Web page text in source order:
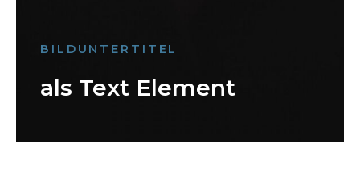
BILDUNTERTITEL
als Text Element